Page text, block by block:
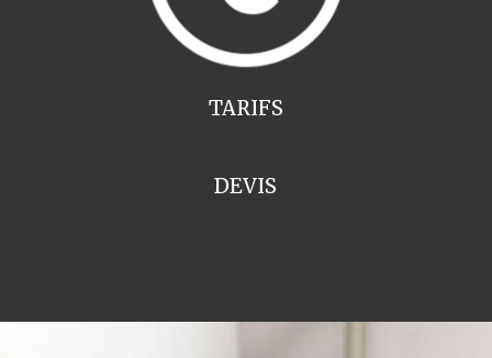
TARIFS
DEVIS